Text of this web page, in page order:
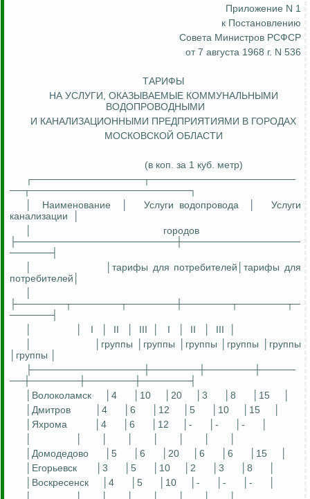
Приложение N 1
к Постановлению
Совета Министров РСФСР
от 7 августа 1968 г. N 536
ТАРИФЫ
НА УСЛУГИ, ОКАЗЫВАЕМЫЕ КОММУНАЛЬНЫМИ
ВОДОПРОВОДНЫМИ
И КАНАЛИЗАЦИОННЫМИ ПРЕДПРИЯТИЯМИ В ГОРОДАХ
МОСКОВСКОЙ ОБЛАСТИ
(в коп. за 1 куб. метр)
┌────────────────┬─────────────────────
──┬───────────────────────┐
Наименование Услуги водопровода
Услуги
канализации
городов
├───────────────────────┼─────────────────
──────┤
│тарифы для потребителей│тарифы для
потребителей│
├───────┬───────┬───────┼───────┬───────┬─
──────┤
I II III I II III
│группы │ группы │группы │группы │группы
│группы │
├────────────────┼───────┼───────┼─────
──┼───────┼───────┼───────┤
│Волоколамск
│4 │10 │20 │3 │8 │15
│Дмитров
│4 │6 │12 │5 │10 │15
│Яхрома
│4 │6 │12 │- │- │-
│Домодедово
│5 │6 │20 │6 │6 │15
│Егорьевск
│3 │5 │10 │2 │3 │8
│Воскресенск
│4 │5 │10 │- │- │-